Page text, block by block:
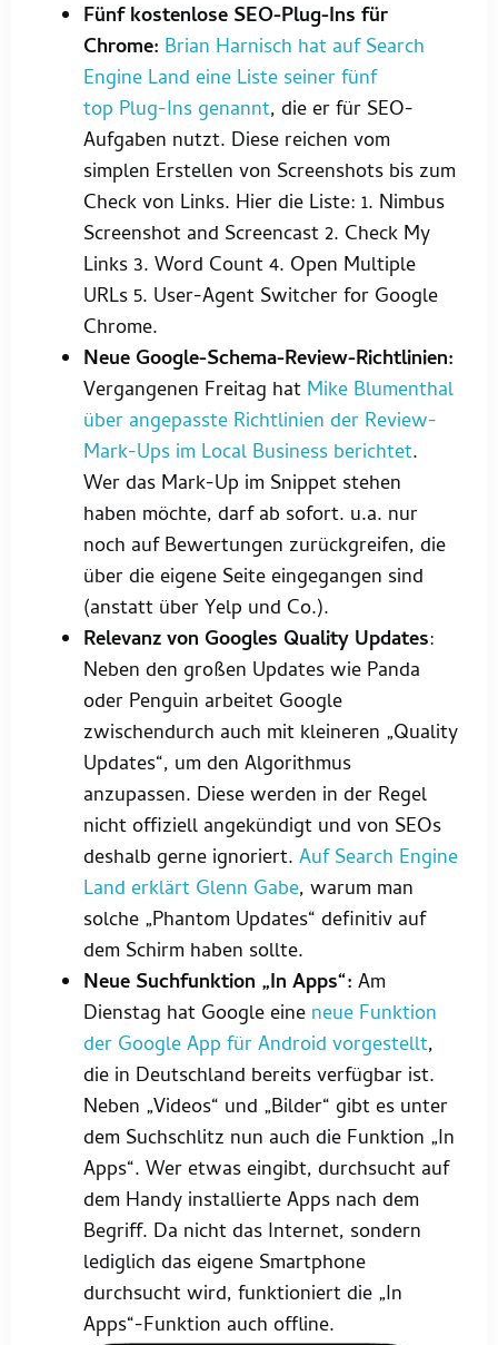
Fünf kostenlose SEO-Plug-Ins für
Chrome: Brian Harnisch hat auf Search
Engine Land eine Liste seiner fünf
top Plug-Ins genannt, die er für SEO-
Aufgaben nutzt. Diese reichen vom
simplen Erstellen von Screenshots bis zum
Check von Links. Hier die Liste: 1. Nimbus
Screenshot and Screencast 2. Check My
Links 3. Word Count 4. Open Multiple
URLs 5. User-Agent Switcher for Google
Chrome.
Neue Google-Schema-Review-Richtlinien:
Vergangenen Freitag hat Mike Blumenthal
über angepasste Richtlinien der Review-
Mark-Ups im Local Business berichtet.
Wer das Mark-Up im Snippet stehen
haben möchte, darf ab sofort. u.a. nur
noch auf Bewertungen zurückgreifen, die
über die eigene Seite eingegangen sind
(anstatt über Yelp und Co.).
Relevanz von Googles Quality Updates:
Neben den großen Updates wie Panda
oder Penguin arbeitet Google
zwischendurch auch mit kleineren „Quality
Updates“, um den Algorithmus
anzupassen. Diese werden in der Regel
nicht offiziell angekündigt und von SEOs
deshalb gerne ignoriert. Auf Search Engine
Land erklärt Glenn Gabe, warum man
solche „Phantom Updates“ definitiv auf
dem Schirm haben sollte.
Neue Suchfunktion „In Apps“: Am
Dienstag hat Google eine neue Funktion
der Google App für Android vorgestellt,
die in Deutschland bereits verfügbar ist.
Neben „Videos“ und „Bilder“ gibt es unter
dem Suchschlitz nun auch die Funktion „In
Apps“. Wer etwas eingibt, durchsucht auf
dem Handy installierte Apps nach dem
Begriff. Da nicht das Internet, sondern
lediglich das eigene Smartphone
durchsucht wird, funktioniert die „In
Apps“-Funktion auch offline.